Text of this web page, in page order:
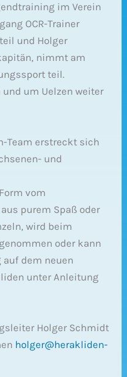
im Verein
OCR-Trainer
und Holger
nimmt am
teil.
und um Uelzen weiter
Team erstreckt sich
und
vom
purem Spaß oder
wird beim
oder kann
dem neuen
unter Anleitung
Holger Schmidt
holger@herakliden-